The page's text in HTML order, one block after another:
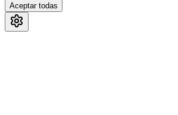
Aceptar todas